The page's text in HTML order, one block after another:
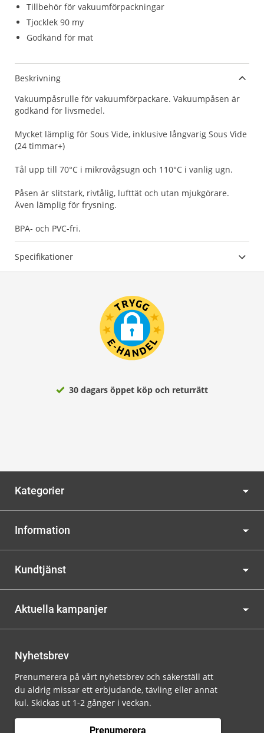
Tillbehör för vakuumförpackningar
Tjocklek 90 my
Godkänd för mat
Beskrivning
Vakuumpåsrulle för vakuumförpackare. Vakuumpåsen är
godkänd för livsmedel.
Mycket lämplig för Sous Vide, inklusive långvarig Sous Vide
(24 timmar+)
Tål upp till 70°C i mikrovågsugn och 110°C i vanlig ugn.
Påsen är slitstark, rivtålig, lufttät och utan mjukgörare.
Även lämplig för frysning.
BPA- och PVC-fri.
Specifikationer
30 dagars öppet köp och returrätt
Kategorier
Information
Kundtjänst
Aktuella kampanjer
Nyhetsbrev
Prenumerera på vårt nyhetsbrev och säkerställ att
du aldrig missar ett erbjudande, tävling eller annat
kul. Skickas ut 1-2 gånger i veckan.
Prenumerera